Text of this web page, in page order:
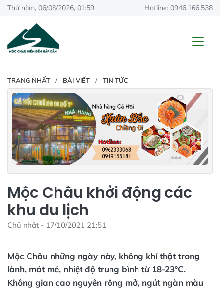
Thứ năm, 06/08/2026, 01:59 Hotline: 0946.166.538
TRANG NHẤT BÀI VIẾT TIN TỨC
Mộc Châu khởi động các
khu du lịch
Chủ nhật - 17/10/2021 21:51
Mộc Châu những ngày này, không khí thật trong
lành, mát mẻ, nhiệt độ trung bình từ 18-23ºC.
Không gian cao nguyên rộng mở, ngút ngàn màu